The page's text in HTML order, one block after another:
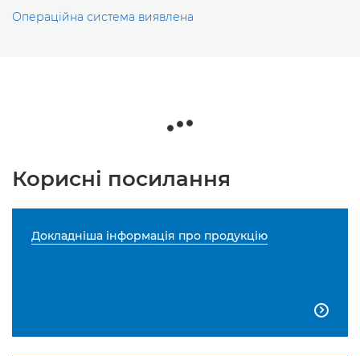
Операційна система виявлена
Корисні посилання
Докладніша інформація про продукцію
